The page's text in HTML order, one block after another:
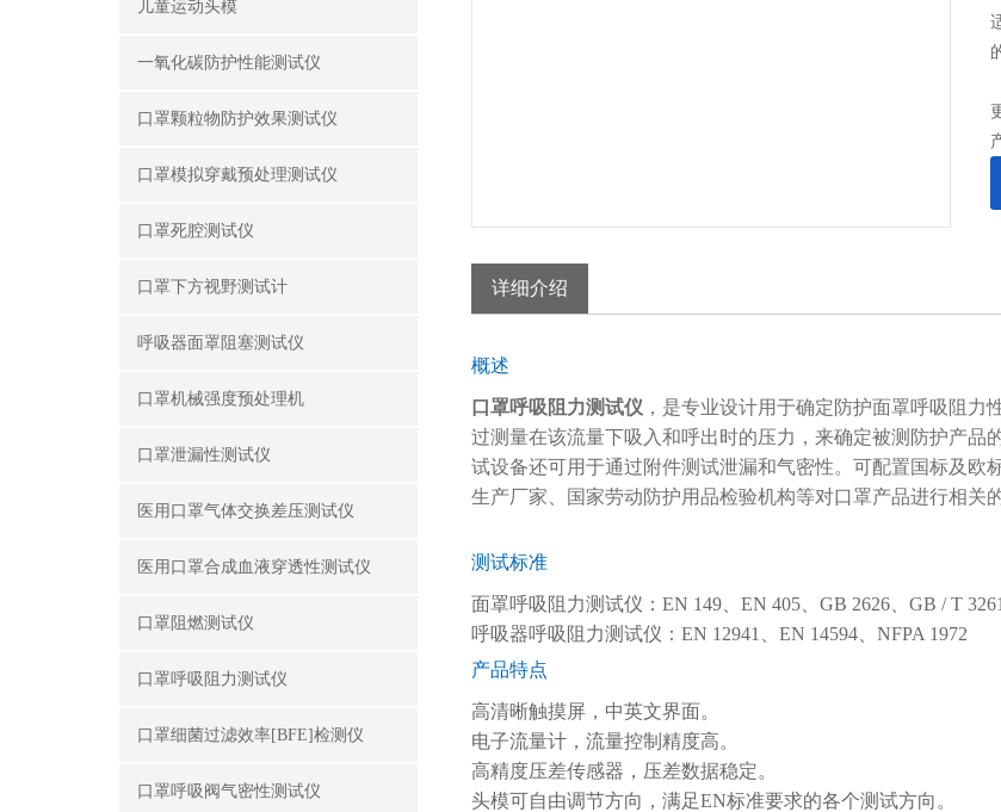
儿童运动头模
一氧化碳防护性能测试仪
口罩颗粒物防护效果测试仪
口罩模拟穿戴预处理测试仪
口罩死腔测试仪
口罩下方视野测试计
呼吸器面罩阻塞测试仪
口罩机械强度预处理机
口罩泄漏性测试仪
医用口罩气体交换差压测试仪
医用口罩合成血液穿透性测试仪
口罩阻燃测试仪
口罩呼吸阻力测试仪
口罩细菌过滤效率[BFE]检测仪
口罩呼吸阀气密性测试仪
详细介绍
概述
口罩呼吸阻力测试仪 ，是专业设计用于确定防护面罩呼吸阻
过测量在该流量下吸入和呼出时的压力，来确定被测防护产品
试设备还可用于通过附件测试泄漏和气密性。可配置国标及
生产厂家、国家劳动防护用品检验机构等对口罩产品进行相关
测试标准
面罩呼吸阻力测试仪：EN 149、EN 405、GB 2626、GB / T
呼吸器呼吸阻力测试仪：EN 12941、EN 14594、NFPA 1972
产品特点
高清晰触摸屏，中英文界面。
电子流量计，流量控制精度高。
高精度压差传感器，压差数据稳定。
头模可自由调节方向，满足EN标准要求的各个测试方向。